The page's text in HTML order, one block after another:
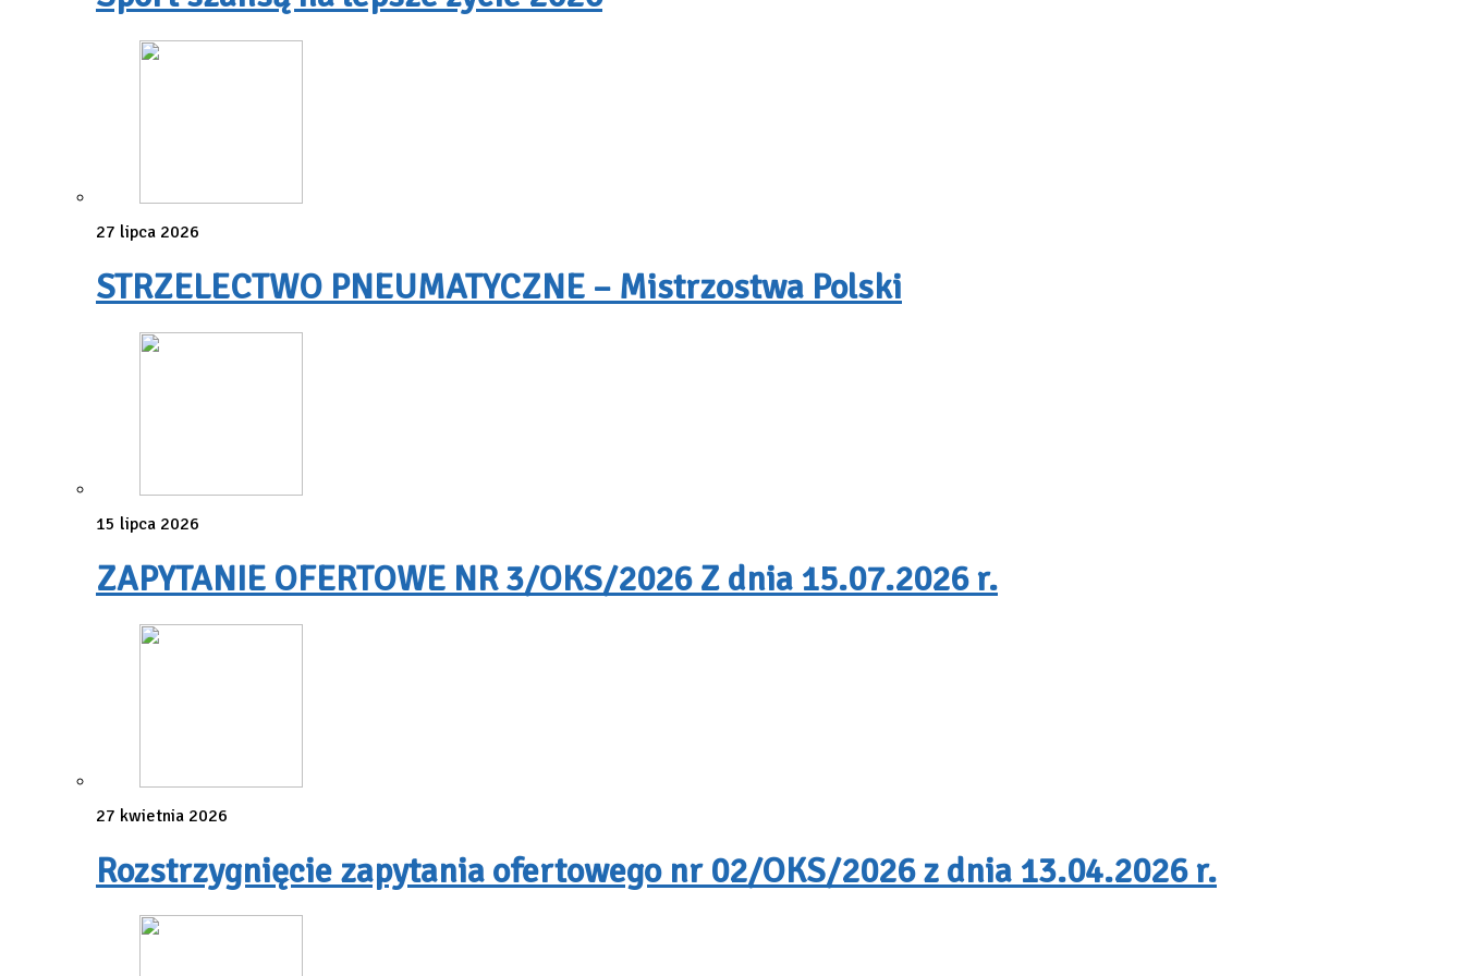
27 lipca 2026
STRZELECTWO PNEUMATYCZNE – Mistrzostwa Polski
15 lipca 2026
ZAPYTANIE OFERTOWE NR 3/OKS/2026 Z dnia 15.07.2026 r.
27 kwietnia 2026
Rozstrzygnięcie zapytania ofertowego nr 02/OKS/2026 z dnia 13.04.2026 r.